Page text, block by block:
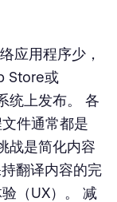
应用程序少，
Store或
统上发布。 各
件通常都是
战是简化内容
翻译内容的完
（UX）。 减